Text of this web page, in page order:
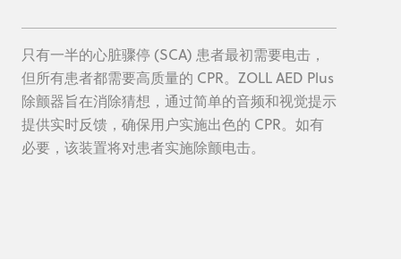
只有一半的心脏骤停 (SCA) 患者最初需要电击，
但所有患者都需要高质量的 CPR。ZOLL AED Plus
除颤器旨在消除猜想，通过简单的音频和视觉提示
提供实时反馈，确保用户实施出色的 CPR。如有
必要，该装置将对患者实施除颤电击。